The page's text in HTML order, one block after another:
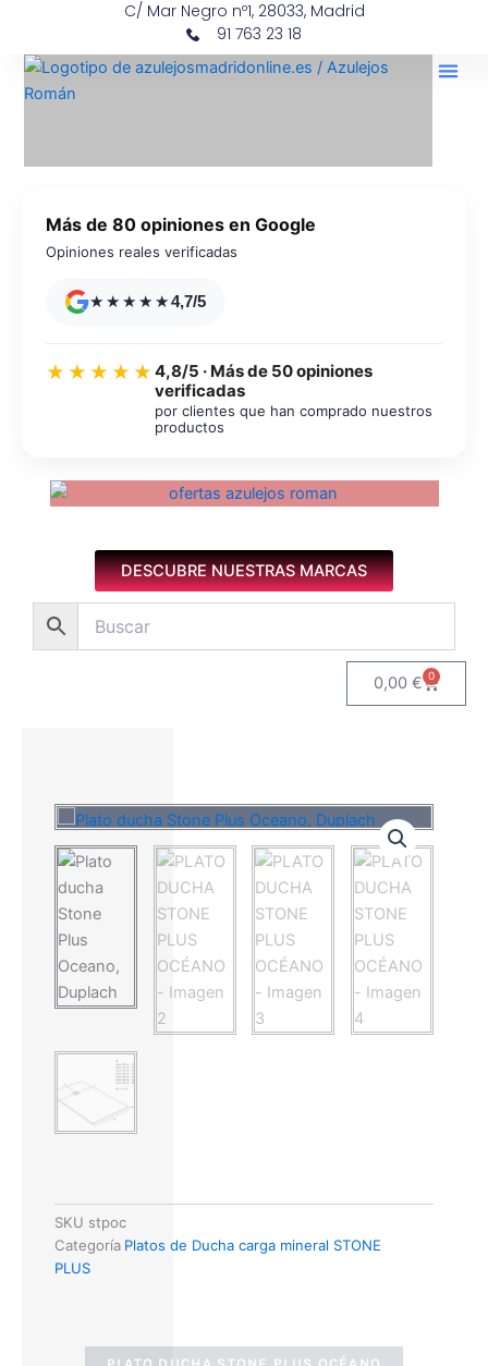
contenido
C/ Mar Negro nº1, 28033, Madrid
91 763 23 18
Más de 80 opiniones en Google
Opiniones reales verificadas
★★★★★4,7/5
★★★★★ 4,8/5 · Más de 50 opiniones
verificadas
por clientes que han comprado nuestros
productos
DESCUBRE NUESTRAS MARCAS
0,00€ 0
Carrito
SKU stpoc
Categoría Platos de Ducha carga mineral STONE
PLUS